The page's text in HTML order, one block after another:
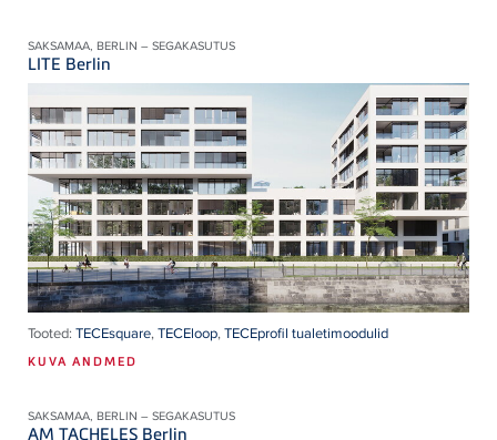
SAKSAMAA, BERLIN – SEGAKASUTUS
LITE Berlin
Tooted: TECEsquare,TECEloop,TECEprofil tualetimoodulid
KUVA ANDMED
SAKSAMAA, BERLIN – SEGAKASUTUS
AM TACHELES Berlin